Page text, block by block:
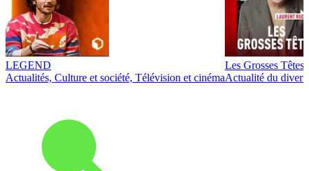
LEGEND
Actualités, Culture et société, Télévision et cinéma
Les Grosses Têtes
Actualité du